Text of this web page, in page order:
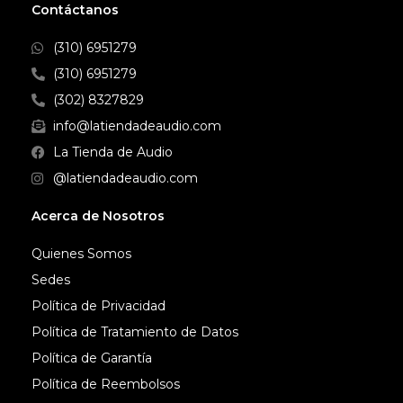
de alta calidad heredado de los
puedes disfrutar de un
monitoreo sin distorsión, incluso
con volúmenes altos,
dondequiera que vayas.
Contáctanos
(310) 6951279
(310) 6951279
(302) 8327829
info@latiendadeaudio.com
La Tienda de Audio
@latiendadeaudio.com
Acerca de Nosotros
Quienes Somos
Sedes
Política de Privacidad
Política de Tratamiento de Datos
Política de Garantía
Política de Reembolsos